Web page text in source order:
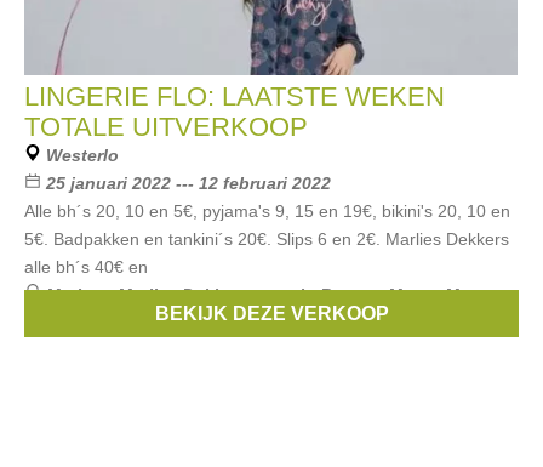
LINGERIE FLO: LAATSTE WEKEN
TOTALE UITVERKOOP
Westerlo
25 januari 2022 --- 12 februari 2022
Alle bh´s 20, 10 en 5€, pyjama's 9, 15 en 19€, bikini's 20, 10 en
5€. Badpakken en tankini´s 20€. Slips 6 en 2€. Marlies Dekkers
alle bh´s 40€ en
Merken:Marlies Dekkers,sapph,Banana Moon,Mey,
BEKIJK DEZE VERKOOP